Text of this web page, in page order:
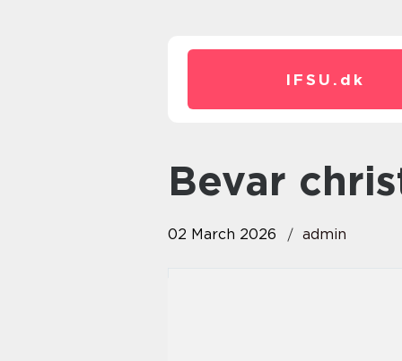
IFSU. dk
bevar
02 March 2026 admin